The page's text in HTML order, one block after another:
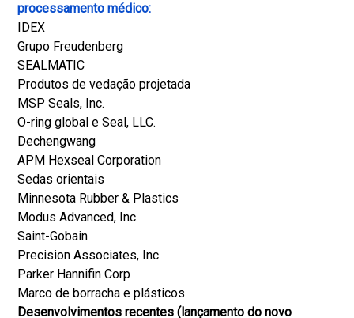
processamento médico:
IDEX
Grupo Freudenberg
SEALMATIC
Produtos de vedação projetada
MSP Seals, Inc.
O-ring global e Seal, LLC.
Dechengwang
APM Hexseal Corporation
Sedas orientais
Minnesota Rubber & Plastics
Modus Advanced, Inc.
Saint-Gobain
Precision Associates, Inc.
Parker Hannifin Corp
Marco de borracha e plásticos
Desenvolvimentos recentes (lançamento do novo